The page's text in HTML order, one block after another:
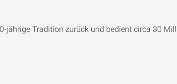
jährige Tradition zurück und bedient circa 30